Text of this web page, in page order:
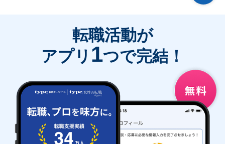
転職活動が
アプリ 1つで完結！